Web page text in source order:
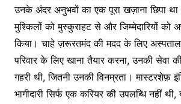
उनके अंदर अनुभवों का एक पूरा खज़ाना छिपा
मुश्किलों को मुस्कुराहट से और जिम्मेदारियों
किया। चाहे ज़रूरतमंद की मदद के लिए अस्पताल
परिवार के लिए खाना तैयार करना, उनकी सेवा
गहरी थी, जितनी उनकी विनम्रता। मास्टरशेफ़
भागीदारी सिर्फ एक करियर की उपलब्धि नहीं